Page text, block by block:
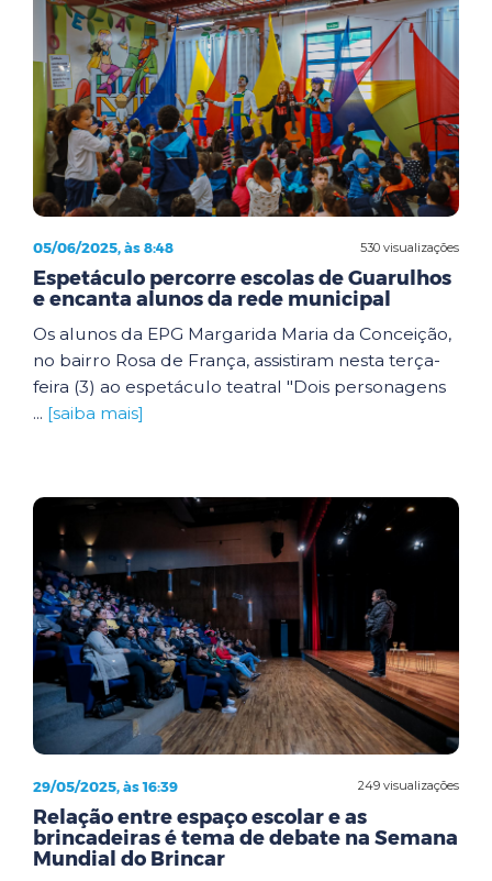
530 visualizações
05/06/2025, às 8:48
Espetáculo percorre escolas de Guarulhos
e encanta alunos da rede municipal
Os alunos da EPG Margarida Maria da Conceição,
no bairro Rosa de França, assistiram nesta terça-
feira (3) ao espetáculo teatral "Dois personagens
... [saiba mais]
249 visualizações
29/05/2025, às 16:39
Relação entre espaço escolar e as
brincadeiras é tema de debate na Semana
Mundial do Brincar